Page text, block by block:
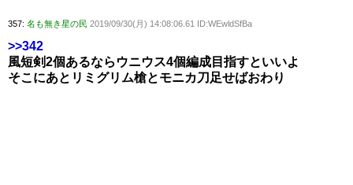
357: 名も無き星の民 2019/09/30(月) 14:08:06.61 ID:WEwldSfBa
>>342
風短剣2個あるならウニウス4個編成目指すといいよ
そこにあとリミグリム槍とモニカ刀足せばおわり